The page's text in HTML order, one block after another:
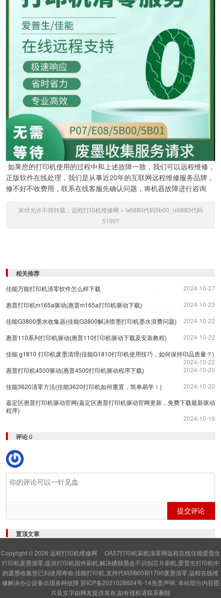
如果您的打印机使用的过程中和上述故障一致，我们可以远程维修，
正版软件在线处理，我们是从事近20年的互联网远程维修服务品牌，
修不好不收费用，联系在线客服先确认问题，将机器故障进行咨询
未经允许不得转载： 远程打印机维修网 » ix6880代码5b00_ix6880代码
5100?
相关推荐
佳能万能打印机清零软件怎么样下载
2024-10-27
惠普打印机m165a驱动(惠普m165a打印机驱动下载)
2024-10-23
佳能G3800墨水收集器(佳能G3800解决喷墨打印机墨水浪费问题)
2024-10-22
惠普110系列打印机驱动(惠普110打印机驱动下载及安装教程)
2024-10-22
佳能 g1810 打印机废墨清理(佳能G1810打印机使用技巧，如何保持印品质量？)
2024-10-22
惠普打印机4500驱动(惠普4500打印机驱动程序下载)
2024-10-20
佳能3620清零方法(佳能3620打印机如何重置，简单易学！)
2024-10-20
嘉定区惠普打印机驱动官网(嘉定区惠普打印机驱动官网更新，免费下载最新驱动
程序)
2024-10-19
评论0
提交评论
置顶文章
Copyright © 2026 远程打印机维修网
OA57打印机刷机清零网远程在线佳能爱普生
打印机废墨清零,提供打印机固件刷机,解决硒鼓墨盒不识别芯片刷机,爱普生打印机中
的废墨收集垫已到使用寿命,佳能打印机,支持代码5B00和1700废墨清零,远程在线维
修解决办公设备出现各种故障 苏ICP备2021028624号-14免责声明: 本站部分内容图
片及文字由网友提供发布,如有侵权请联系删除